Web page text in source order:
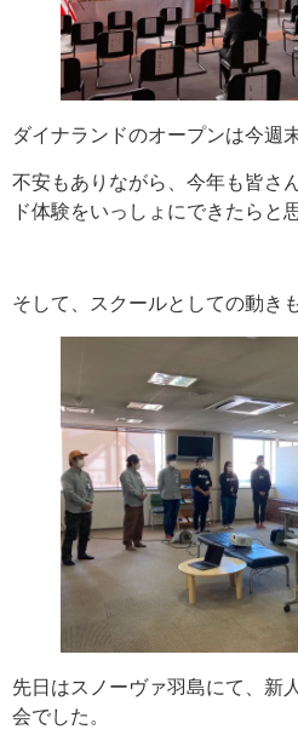
ダイナランドのオープンは今週
不安もありながら、今年も皆さ
ド体験をいっしょにできたらと
そして、スクールとしての動き
先日はスノーヴァ羽島にて、新
会でした。